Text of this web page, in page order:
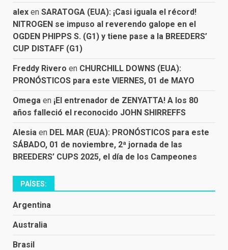
alex en SARATOGA (EUA): ¡Casi iguala el récord!
NITROGEN se impuso al reverendo galope en el
OGDEN PHIPPS S. (G1) y tiene pase a la BREEDERS’
CUP DISTAFF (G1)
Freddy Rivero en CHURCHILL DOWNS (EUA):
PRONÓSTICOS para este VIERNES, 01 de MAYO
Omega en ¡El entrenador de ZENYATTA! A los 80
años falleció el reconocido JOHN SHIRREFFS
Alesia en DEL MAR (EUA): PRONÓSTICOS para este
SÁBADO, 01 de noviembre, 2ª jornada de las
BREEDERS’ CUPS 2025, el día de los Campeones
PAÍSES:
Argentina
Australia
Brasil